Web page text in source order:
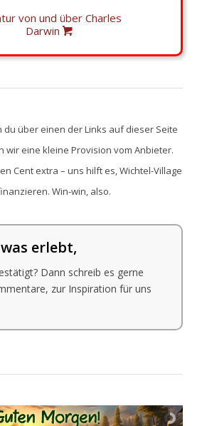
von und über Charles
Darwin
du über einen der Links auf dieser Seite
wir eine kleine Provision vom Anbieter.
Cent extra – uns hilft es, Wichtel-Village
Win-win, also.
erlebt,
Dann schreib es gerne
zur Inspiration für uns